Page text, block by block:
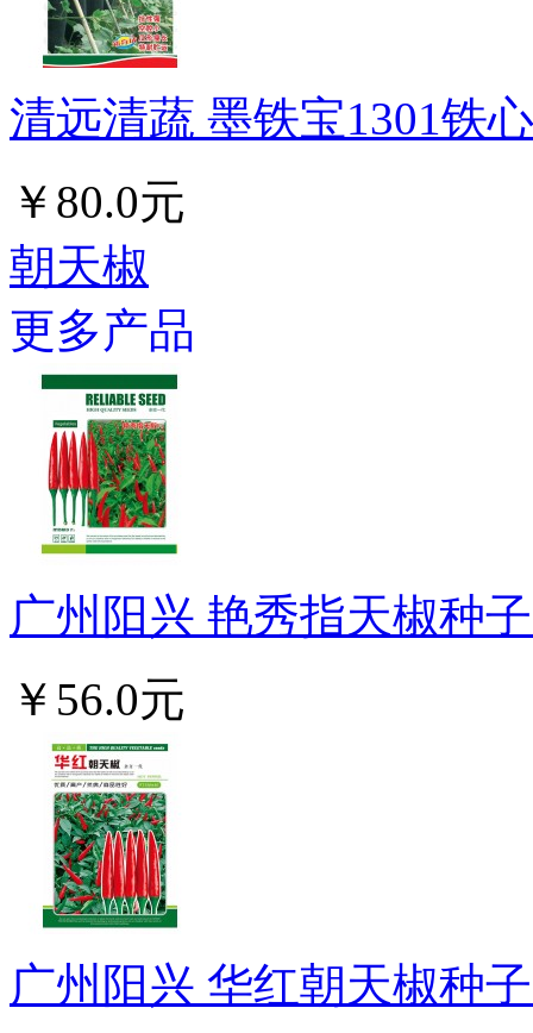
清远清蔬 墨铁宝1301铁
￥80.0元
朝天椒
更多产品
广州阳兴 艳秀指天椒种
￥56.0元
广州阳兴 华红朝天椒种